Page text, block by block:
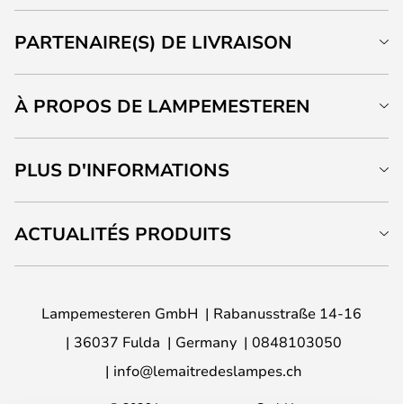
PARTENAIRE(S) DE LIVRAISON
À PROPOS DE LAMPEMESTEREN
PLUS D'INFORMATIONS
ACTUALITÉS PRODUITS
Lampemesteren GmbH
Rabanusstraße 14-16
36037 Fulda
Germany
0848103050
info@lemaitredeslampes.ch